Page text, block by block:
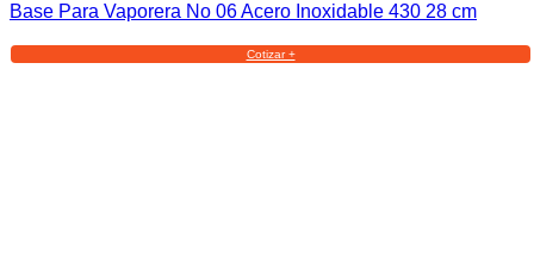
Base Para Vaporera No 06 Acero Inoxidable 430 28 cm
Cotizar +